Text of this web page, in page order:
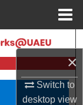
×
Switch to
desktopview